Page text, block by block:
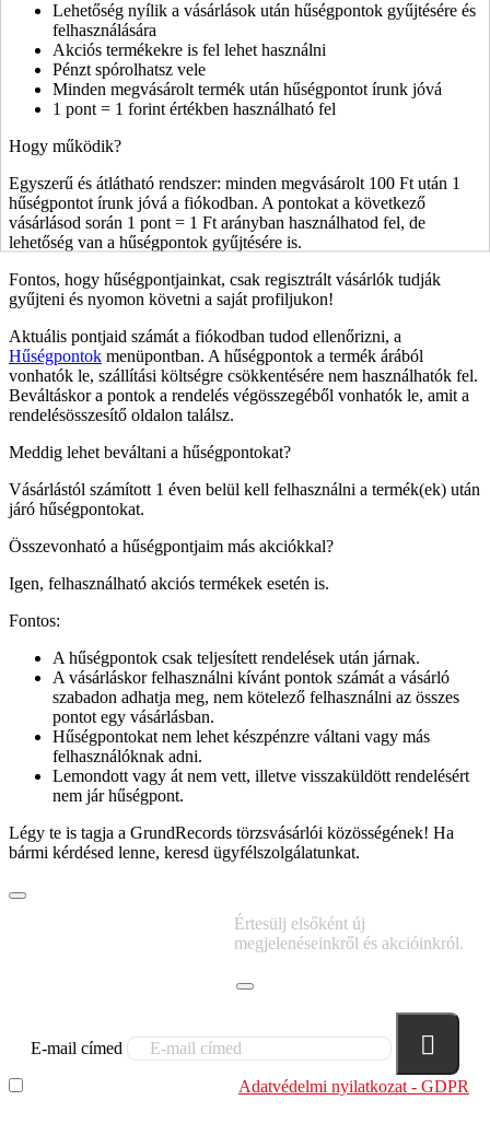
Lehetőség nyílik a vásárlások után hűségpontok gyűjtésére és
felhasználására
Akciós termékekre is fel lehet használni
Pénzt spórolhatsz vele
Minden megvásárolt termék után hűségpontot írunk jóvá
1 pont = 1 forint értékben használható fel
Hogy működik?
Egyszerű és átlátható rendszer: minden megvásárolt 100 Ft után 1
hűségpontot írunk jóvá a fiókodban. A pontokat a következő
vásárlásod során 1 pont = 1 Ft arányban használhatod fel, de
lehetőség van a hűségpontok gyűjtésére is.
Fontos, hogy hűségpontjainkat, csak regisztrált vásárlók tudják
gyűjteni és nyomon követni a saját profiljukon!
Aktuális pontjaid számát a fiókodban tudod ellenőrizni, a
Hűségpontok menüpontban. A hűségpontok a termék árából
vonhatók le, szállítási költségre csökkentésére nem használhatók fel.
Beváltáskor a pontok a rendelés végösszegéből vonhatók le, amit a
rendelésösszesítő oldalon találsz.
Meddig lehet beváltani a hűségpontokat?
Vásárlástól számított 1 éven belül kell felhasználni a termék(ek) után
járó hűségpontokat.
Összevonható a hűségpontjaim más akciókkal?
Igen, felhasználható akciós termékek esetén is.
Fontos:
A hűségpontok csak teljesített rendelések után járnak.
A vásárláskor felhasználni kívánt pontok számát a vásárló
szabadon adhatja meg, nem kötelező felhasználni az összes
pontot egy vásárlásban.
Hűségpontokat nem lehet készpénzre váltani vagy más
felhasználóknak adni.
Lemondott vagy át nem vett, illetve visszaküldött rendelésért
nem jár hűségpont.
Légy te is tagja a GrundRecords törzsvásárlói közösségének! Ha
bármi kérdésed lenne, keresd ügyfélszolgálatunkat.
Értesülj elsőként új
megjelenéseinkről és akcióinkról.
E-mail címed
Adatvédelmi nyilatkozat - GDPR